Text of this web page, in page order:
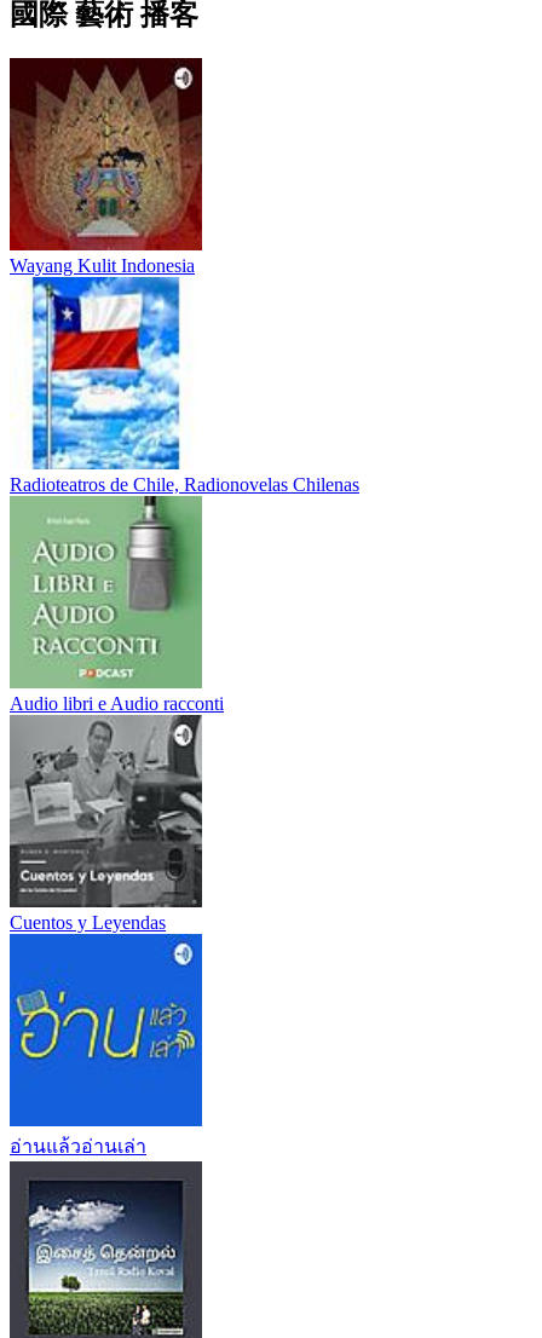
國際 藝術 播客
Wayang Kulit Indonesia
Radioteatros de Chile, Radionovelas Chilenas
Audio libri e Audio racconti
Cuentos y Leyendas
อ่านแล้วอ่านเล่า